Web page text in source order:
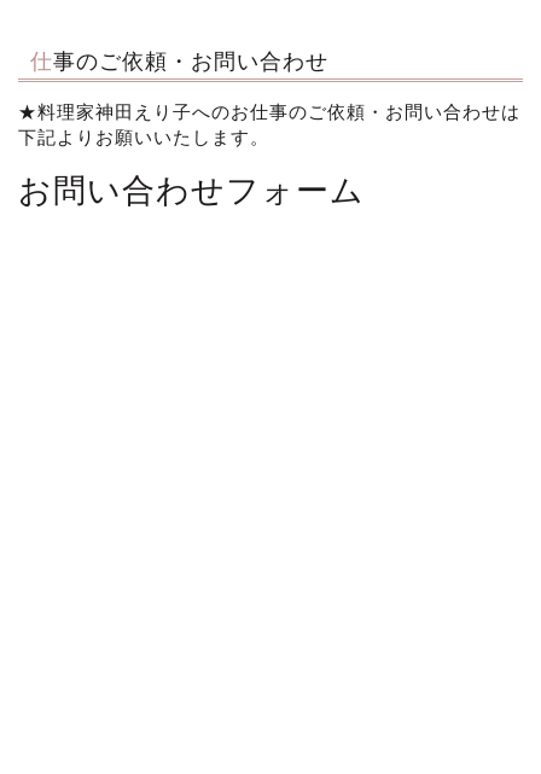
仕事のご依頼・お問い合わせ
★料理家神田えり子へのお仕事のご依頼・お問い合わせは
下記よりお願いいたします。
お問い合わせフォーム